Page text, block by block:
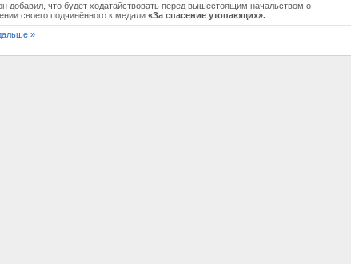
добавил, что будет ходатайствовать перед вышестоящим начальством о
своего подчинённого к медали «За спасение утопающих».
»